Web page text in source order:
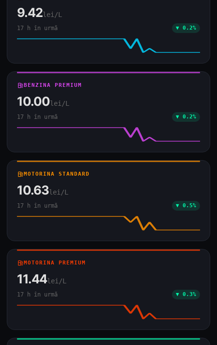
9.42lei/L
17 h în urmă ▼ 0.2%
local_gas_stationBENZINA PREMIUM
10.00lei/L
17 h în urmă ▼ 0.2%
local_gas_stationMOTORINA STANDARD
10.63lei/L
17 h în urmă ▼ 0.5%
local_gas_stationMOTORINA PREMIUM
11.44lei/L
17 h în urmă ▼ 0.3%